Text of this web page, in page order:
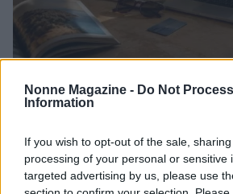
Nonne Magazine - Do Not
Information
If you wish to opt-out of the sale,
processing of your personal or sensitive
targeted advertising by us, please use
Prestiti per le vacanze: chi li
perché
prestiti per le vacanze e l'effetto
Beatrice Beretta · 7 Ago 2026